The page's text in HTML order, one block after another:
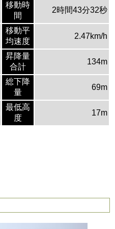
移動時
間
2時間43分32秒
移動平
均速度
2.47km/h
昇降量
合計
134m
総下降
量
69m
最低高
度
17m